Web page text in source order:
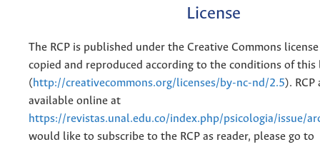
License
The RCP is published under the Creative Commons
copied and reproduced according to the conditions of this
(http://creativecommons.org/licenses/by-nc-nd/2.5).
available online at
https://revistas.unal.edu.co/index.php/psicologia/issue/
would like to subscribe to the RCP as reader, please go to